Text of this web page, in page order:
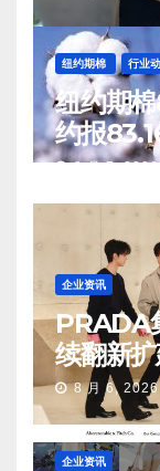
纽约期棉 行业
纽约期棉
约报
8 月 7, 2026
企业资讯
PRADA
续翻新
第二、
8 月 6, 2026
企业资讯